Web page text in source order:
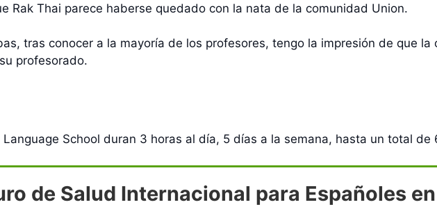
Rak Thai parece haberse quedado con la nata de la comunidad Union.
tras conocer a la mayoría de los profesores, tengo la impresión de que
profesorado.
Language School duran 3 horas al día, 5 días a la semana, hasta un total de
de Salud Internacional para Españoles